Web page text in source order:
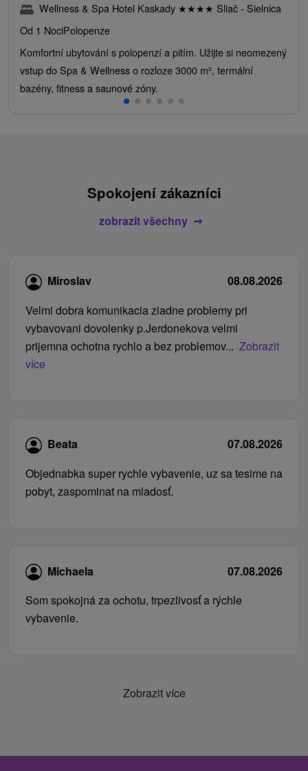
Wellness & Spa Hotel Kaskady ★★★★ Sliač - Sielnica
Od 1 NociPolopenze
Komfortní ubytování s polopenzí a pitím. Užijte si neomezený
vstup do Spa & Wellness o rozloze 3000 m², termální
bazény, fitness a saunové zóny.
Spokojení zákazníci
zobrazit všechny
Miroslav
08.08.2026
Velmi dobra komunikacia ziadne problemy pri
vybavovani dovolenky p.Jerdonekova velmi
prijemna ochotna rychlo a bez problemov... Zobrazit
více
Beata
07.08.2026
Objednabka super rychle vybavenie, uz sa tesime na
pobyt, zaspominat na mladosť.
Michaela
07.08.2026
Som spokojná za ochotu, trpezlivosť a rýchle
vybavenie.
Zobrazit více